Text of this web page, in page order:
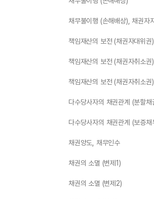
채무불이행 (손해배상), 채권자
책임재산의 보전 (채권자대위권)
책임재산의 보전 (채권자취소권)
책임재산의 보전 (채권자취소권)
다수당사자의 채권관계 (분할
다수당사자의 채권관계 (보증채
채권양도, 채무인수
채권의 소멸 (변제1)
채권의 소멸 (변제2)